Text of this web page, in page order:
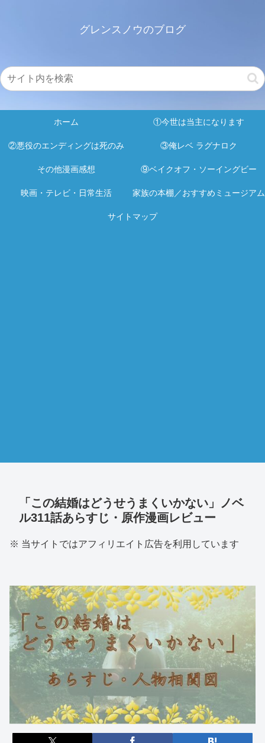
グレンスノウのブログ
ホーム ①今世は当主になります
②悪役のエンディングは死のみ ③俺レベ ラグナロク
その他漫画感想 ⑨ベイクオフ・ソーイングビー
映画・テレビ・日常生活 家族の本棚／おすすめミュージアム
サイトマップ
「この結婚はどうせうまくいかない」ノベ
ル311話あらすじ・原作漫画レビュー
※ 当サイトではアフィリエイト広告を利用しています